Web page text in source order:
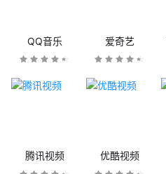
QQ音乐 爱奇艺
腾讯视频 优酷视频